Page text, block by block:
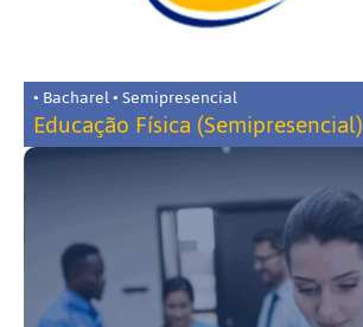
• Bacharel • Semipresencial
Educação Física (Semipresencial)